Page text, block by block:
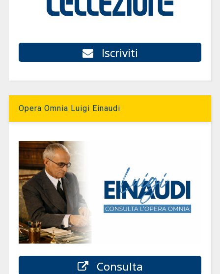
Iscriviti
Opera Omnia Luigi Einaudi
Consulta